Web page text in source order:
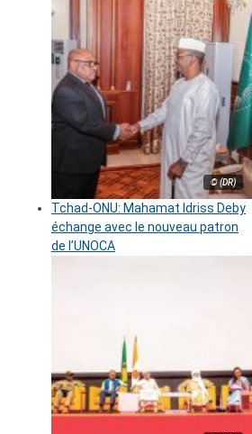
© (DR)
Tchad-ONU: Mahamat Idriss Deby
échange avec le nouveau patron
de l’UNOCA